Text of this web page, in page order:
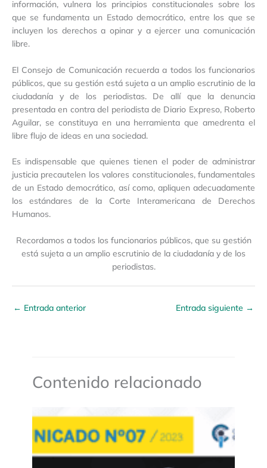
información, vulnera los principios constitucionales sobre los
que se fundamenta un Estado democrático, entre los que se
incluyen los derechos a opinar y a ejercer una comunicación
libre.
El Consejo de Comunicación recuerda a todos los funcionarios
públicos, que su gestión está sujeta a un amplio escrutinio de la
ciudadanía y de los periodistas. De allí que la denuncia
presentada en contra del periodista de Diario Expreso, Roberto
Aguilar, se constituya en una herramienta que amedrenta el
libre flujo de ideas en una sociedad.
Es indispensable que quienes tienen el poder de administrar
justicia precautelen los valores constitucionales, fundamentales
de un Estado democrático, así como, apliquen adecuadamente
los estándares de la Corte Interamericana de Derechos
Humanos.
Recordamos a todos los funcionarios públicos, que su gestión
está sujeta a un amplio escrutinio de la ciudadanía y de los
periodistas.
← Entrada anterior Entrada siguiente →
Contenido relacionado